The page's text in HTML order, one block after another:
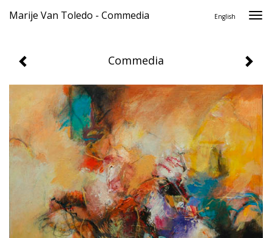
Marije Van Toledo - Commedia English
Commedia